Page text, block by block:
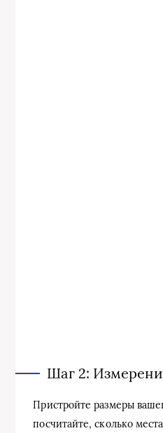
Шаг 2:
Пристройте размеры
посчитайте, сколько